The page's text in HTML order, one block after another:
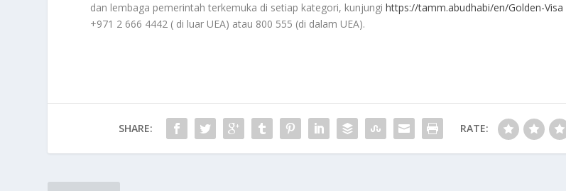
dan lembaga pemerintah terkemuka di setiap kategori, kunjungihttps://tamm.abudhabi/en/Golden-Visa
+971 2 666 4442 ( di luar UEA) atau 800 555 (di dalam UEA).
SHARE: RATE: